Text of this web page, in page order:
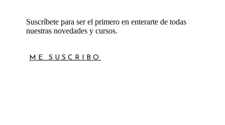
Suscríbete para ser el primero en enterarte de todas
nuestras novedades y cursos.
ME SUSCRIBO